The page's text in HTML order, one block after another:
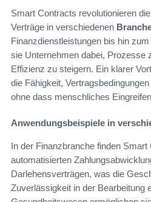
Smart Contracts revolutionieren
Verträge in verschiedenen
Finanzdienstleistungen bis hin
sie Unternehmen dabei, Prozesse
Effizienz zu steigern. Ein klarer
die Fähigkeit,
ohne dass menschliches
Anwendungsbeispiele in
In der Finanzbranche finden
automatisierten
Darlehensverträgen, was die
Zuverlässigkeit in der Bearbeitung